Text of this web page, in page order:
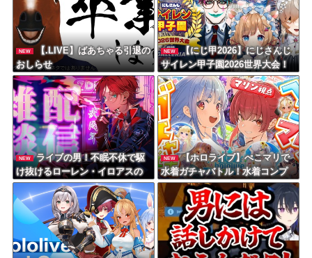
NEW
【.LIVE】ばあちゃる引退の
おしらせ
NEW
【にじ甲2026】にじさんじ
サイレン甲子園2026世界大会！
妖怪ってやっぱ変だわ
NEW
ライブの男！不眠不休で駆
け抜けるローレン・イロアスの
軌跡
NEW
【ホロライブ】ぺこマリで
水着ガチャバトル！水着コンプ
リートできるのはどっちだ！！
【宝鐘マリン・兎田ぺこら】